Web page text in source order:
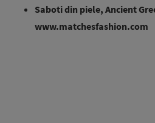
Saboti din piele, Ancient
www.matchesfashion.com